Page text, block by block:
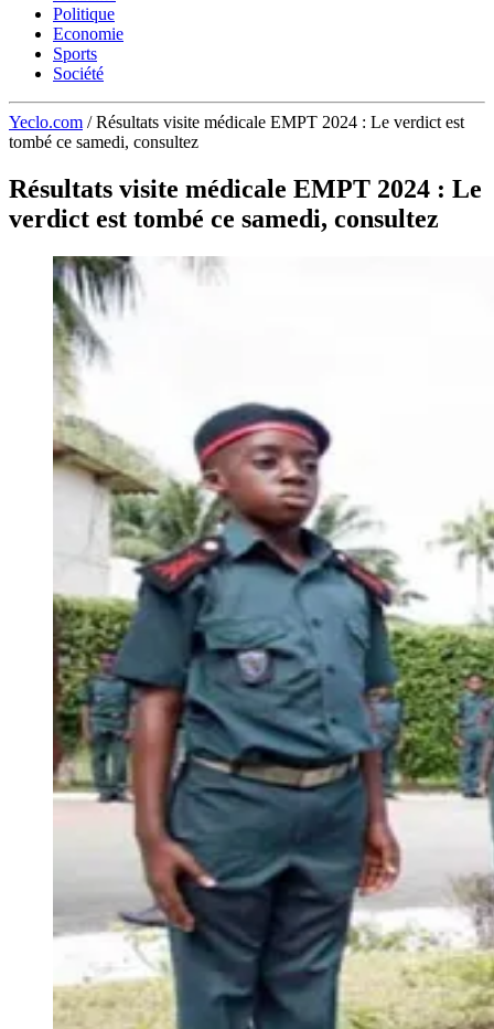
Politique
Economie
Sports
Société
Yeclo.com / Résultats visite médicale EMPT 2024 : Le verdict est
tombé ce samedi, consultez
Résultats visite médicale EMPT 2024 : Le
verdict est tombé ce samedi, consultez